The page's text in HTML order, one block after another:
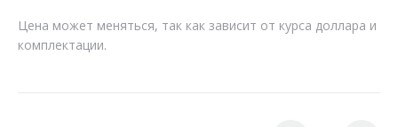
Цена может меняться, так как зависит от курса доллара и
комплектации.